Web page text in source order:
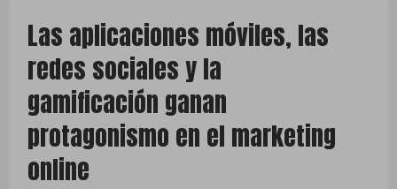
Las aplicaciones móviles, las
redes sociales y la
gamificación ganan
protagonismo en el marketing
online